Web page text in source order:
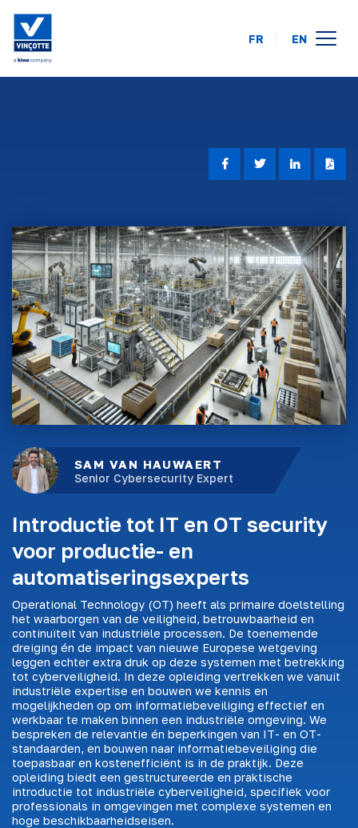
opleidingskalender
FAQ
contact
FR EN
SAM VAN HAUWAERT
Senior Cybersecurity Expert
Introductie tot IT en OT security
voor productie- en
automatiseringsexperts
Operational Technology (OT) heeft als primaire doelstelling
het waarborgen van de veiligheid, betrouwbaarheid en
continuïteit van industriële processen. De toenemende
dreiging én de impact van nieuwe Europese wetgeving
leggen echter extra druk op deze systemen met betrekking
tot cyberveiligheid. In deze opleiding vertrekken we vanuit
industriële expertise en bouwen we kennis en
mogelijkheden op om informatiebeveiliging effectief en
werkbaar te maken binnen een industriële omgeving. We
bespreken de relevantie én beperkingen van IT- en OT-
standaarden, en bouwen naar informatiebeveiliging die
toepasbaar en kostenefficiënt is in de praktijk. Deze
opleiding biedt een gestructureerde en praktische
introductie tot industriële cyberveiligheid, specifiek voor
professionals in omgevingen met complexe systemen en
hoge beschikbaarheidseisen.